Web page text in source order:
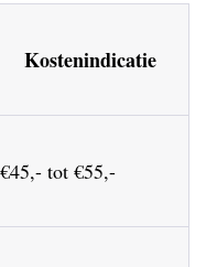
Kostenindicatie
€45,- tot €55,-